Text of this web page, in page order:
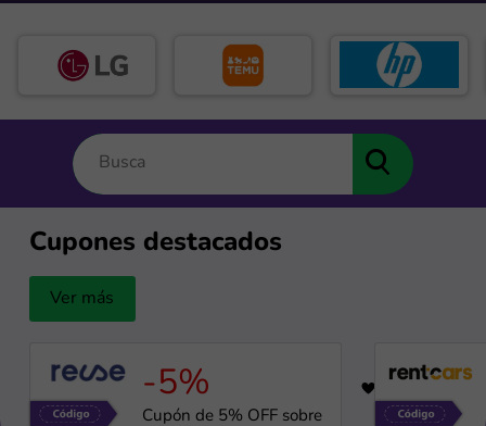
Cupones destacados
Ver más
-5%
Cupón de 5% OFF sobre